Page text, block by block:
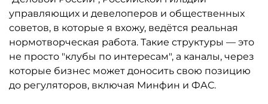
управляющих и девелоперов и общественных
советов, в которые я вхожу, ведётся реальная
нормотворческая работа. Такие структуры — это
не просто "клубы по интересам", а каналы, через
которые бизнес может доносить свою позицию
до регуляторов, включая Минфин и ФАС.